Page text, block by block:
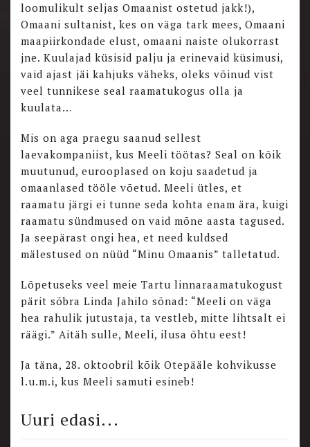
loomulikult seljas Omaanist ostetud jakk!),
Omaani sultanist, kes on väga tark mees, Omaani
maapiirkondade elust, omaani naiste olukorrast
jne. Kuulajad küsisid palju ja erinevaid küsimusi,
vaid ajast jäi kahjuks väheks, oleks võinud vist
veel tunnikese seal raamatukogus olla ja
kuulata…
Mis on aga praegu saanud sellest
laevakompaniist, kus Meeli töötas? Seal on kõik
muutunud, eurooplased on koju saadetud ja
omaanlased tööle võetud. Meeli ütles, et
raamatu järgi ei tunne seda kohta enam ära, kuigi
raamatu sündmused on vaid mõne aasta tagused.
Ja seepärast ongi hea, et need kuldsed
mälestused on nüüd “Minu Omaanis” talletatud.
Lõpetuseks veel meie Tartu linnaraamatukogust
pärit sõbra Linda Jahilo sõnad: “Meeli on väga
hea rahulik jutustaja, ta vestleb, mitte lihtsalt ei
räägi.” Aitäh sulle, Meeli, ilusa õhtu eest!
Ja täna, 28. oktoobril kõik Otepääle kohvikusse
l.u.m.i, kus Meeli samuti esineb!
Uuri edasi...